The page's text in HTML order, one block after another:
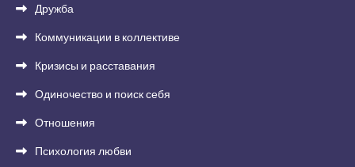
Дружба
Коммуникации в коллективе
Кризисы и расставания
Одиночество и поиск себя
Отношения
Психология любви